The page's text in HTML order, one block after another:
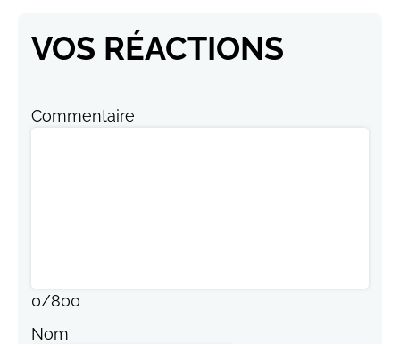
VOS RÉACTIONS
Commentaire
0/800
Nom